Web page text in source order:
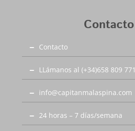
Contacto
Contacto
LLámanos al (+34)658 809 771
info@capitanmalaspina.com
24 horas – 7 días/semana